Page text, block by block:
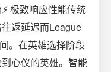
极致响应性能传统
返延迟而League
。在英雄选择阶段
心仪的英雄。智能